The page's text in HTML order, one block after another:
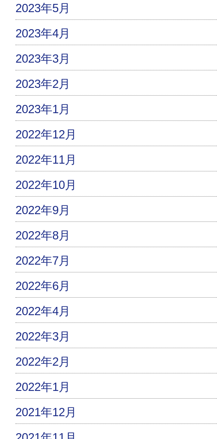
2023年5月
2023年4月
2023年3月
2023年2月
2023年1月
2022年12月
2022年11月
2022年10月
2022年9月
2022年8月
2022年7月
2022年6月
2022年4月
2022年3月
2022年2月
2022年1月
2021年12月